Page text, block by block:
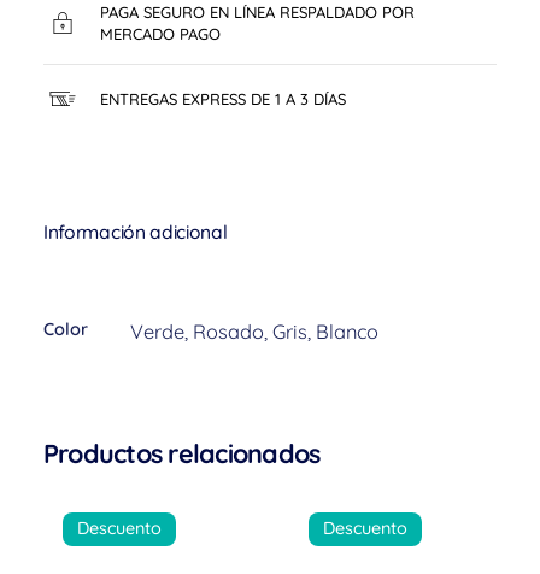
PAGA SEGURO EN LÍNEA RESPALDADO POR
MERCADO PAGO
ENTREGAS EXPRESS DE 1 A 3 DÍAS
Información adicional
Color Verde, Rosado, Gris, Blanco
Productos relacionados
Descuento Descuento